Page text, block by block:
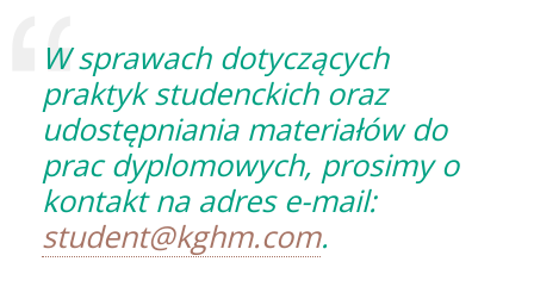
W sprawach dotyczących
praktyk studenckich oraz
udostępniania materiałów do
prac dyplomowych, prosimy o
kontakt na adres e-mail:
student@kghm.com.